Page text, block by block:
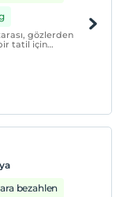
gözlerden
tatil için
bezahlen